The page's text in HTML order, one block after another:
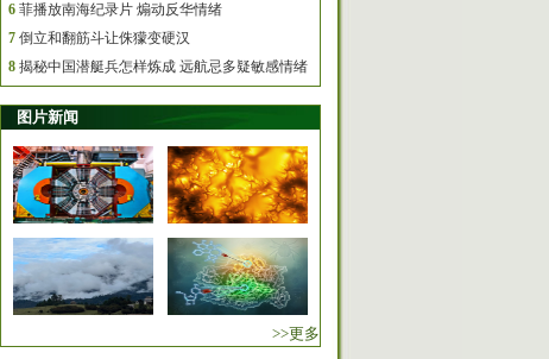
6 菲播放南海纪录片 煽动反华情绪
7 倒立和翻筋斗让侏獴变硬汉
8 揭秘中国潜艇兵怎样炼成 远航忌多疑敏感情绪
图片新闻
>>更多